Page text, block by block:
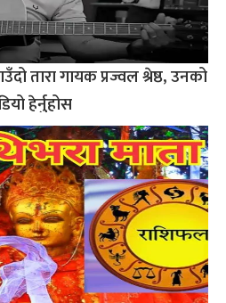
तारा गायक प्रज्वल श्रेष्ठ, उनको
हेर्नुहोस